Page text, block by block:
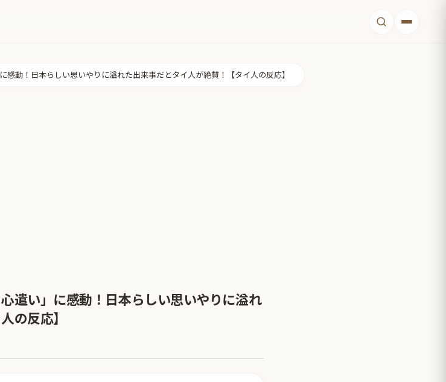
感動！日本らしい思いやりに溢れた出来事だとタイ人が絶賛！【タイ人の反応】
遣い」に感動！日本らしい思いやりに溢れ
の反応】